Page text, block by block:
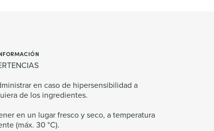
en caso de hipersensibilidad a
de los ingredientes.
en un lugar fresco y seco, a temperatura
(máx. 30 °C).